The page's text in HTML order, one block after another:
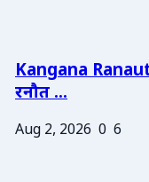
Kangana
रनौत ...
Aug 2, 2026 0 6